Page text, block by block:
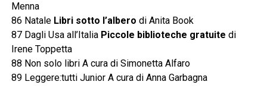
Menna
86 Natale Libri sotto l’albero di Anita Book
87 Dagli Usa all’Italia Piccole biblioteche gratuite di
Irene Toppetta
88 Non solo libri A cura di Simonetta Alfaro
89 Leggere:tutti Junior A cura di Anna Garbagna